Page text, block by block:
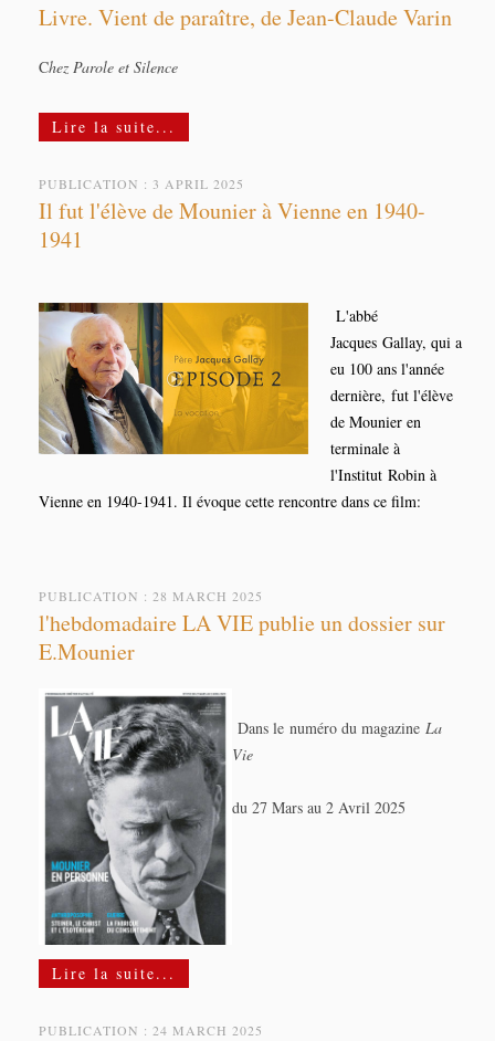
Livre. Vient de paraître, de Jean-Claude Varin
Chez Parole et Silence
Lire la suite...
PUBLICATION : 3 APRIL 2025
Il fut l'élève de Mounier à Vienne en 1940-
1941
L'abbé
Jacques Gallay, qui a
eu 100 ans l'année
dernière, fut l'élève
de Mounier en
terminale à
l'Institut Robin à
Vienne en 1940-1941. Il évoque cette rencontre dans ce film:
PUBLICATION : 28 MARCH 2025
l'hebdomadaire LA VIE publie un dossier sur
E.Mounier
Dans le numéro du magazine La
Vie
du 27 Mars au 2 Avril 2025
Lire la suite...
PUBLICATION : 24 MARCH 2025